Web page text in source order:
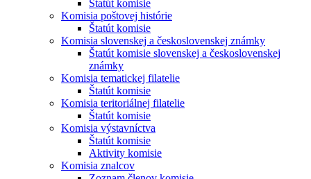
Štatút komisie
Komisia poštovej histórie
Štatút komisie
Komisia slovenskej a československej známky
Štatút komisie slovenskej a československej
známky
Komisia tematickej filatelie
Štatút komisie
Komisia teritoriálnej filatelie
Štatút komisie
Komisia výstavníctva
Štatút komisie
Aktivity komisie
Komisia znalcov